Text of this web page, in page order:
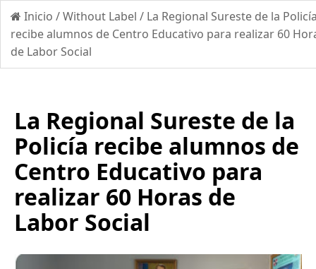
Inicio /Without Label / La Regional Sureste de la
recibe alumnos de Centro Educativo para realizar 60
de Labor Social
La Regional Sureste de la
Policía recibe alumnos de
Centro Educativo para
realizar 60 Horas de
Labor Social